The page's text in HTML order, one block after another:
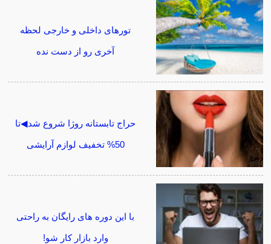
تورهای داخلی و خارجی لحظه
آخری رو از دست نده
حراج تابستانه روژا شروع شد◀تا
50% تخفیف لوازم آرایشی
با این دوره های رایگان به راحتی
وارد بازار کار شو!